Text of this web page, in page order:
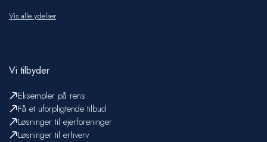
Vis alle ydelser
Vi tilbyder
Eksempler på rens
Få et uforpligtende tilbud
Løsninger til ejerforeninger
Løsninger til erhverv